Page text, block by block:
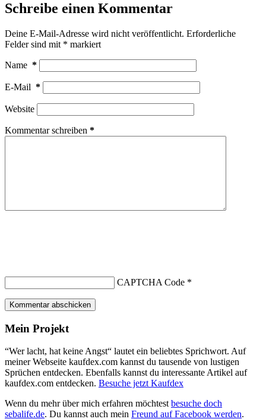
Schreibe einen Kommentar
Deine E-Mail-Adresse wird nicht veröffentlicht. Erforderliche
Felder sind mit * markiert
Name *
E-Mail *
Website
Kommentar schreiben *
CAPTCHA Code *
Kommentar abschicken
Mein Projekt
“Wer lacht, hat keine Angst“ lautet ein beliebtes Sprichwort. Auf
meiner Webseite kaufdex.com kannst du tausende von lustigen
Sprüchen entdecken. Ebenfalls kannst du interessante Artikel auf
kaufdex.com entdecken. Besuche jetzt Kaufdex
Wenn du mehr über mich erfahren möchtestbesuche doch
sebalife.de. Du kannst auch mein Freund auf Facebook werden.